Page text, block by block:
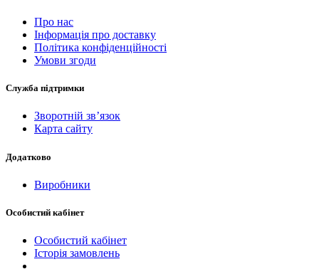
Про нас
Інформація про доставку
Політика конфіденційності
Умови згоди
Служба підтримки
Зворотній зв’язок
Карта сайту
Додатково
Виробники
Особистий кабінет
Особистий кабінет
Історія замовлень